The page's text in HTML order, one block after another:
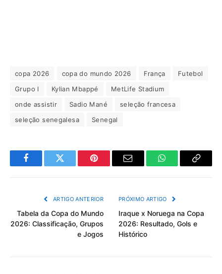
copa 2026 copa do mundo 2026 França
Futebol
Grupo I
Kylian Mbappé
MetLife Stadium
onde assistir
Sadio Mané
seleção francesa
seleção senegalesa
Senegal
FacebookTwitter Pinterest Email WhatsAppCopiar
ARTIGO ANTERIOR
Tabela da Copa do Mundo
2026: Classificação, Grupos
e Jogos
PRÓXIMO ARTIGO
Iraque x Noruega na Copa
2026: Resultado, Gols e
Histórico